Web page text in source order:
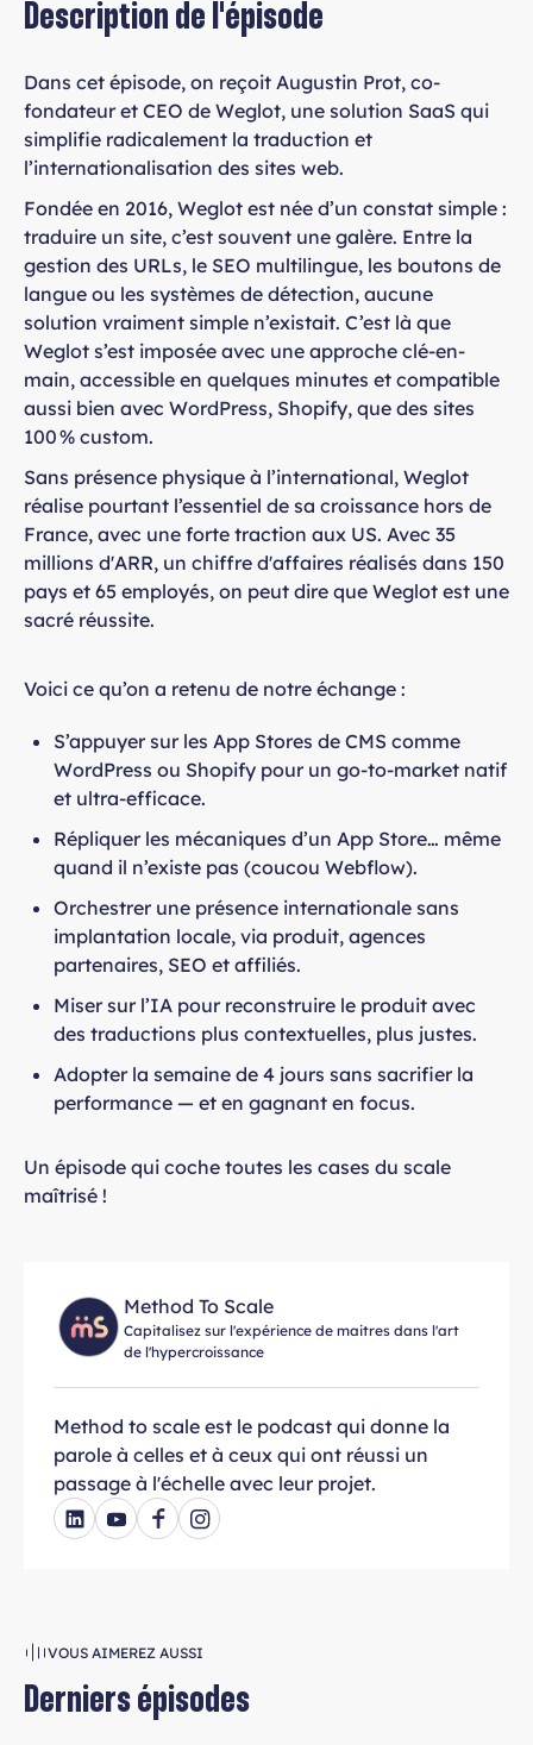
Description de l'épisode
Dans cet épisode, on reçoit Augustin Prot, co-
fondateur et CEO de Weglot, une solution SaaS qui
simplifie radicalement la traduction et
l’internationalisation des sites web.
Fondée en 2016, Weglot est née d’un constat simple :
traduire un site, c’est souvent une galère. Entre la
gestion des URLs, le SEO multilingue, les boutons de
langue ou les systèmes de détection, aucune
solution vraiment simple n’existait. C’est là que
Weglot s’est imposée avec une approche clé-en-
main, accessible en quelques minutes et compatible
aussi bien avec WordPress, Shopify, que des sites
100 % custom.
Sans présence physique à l’international, Weglot
réalise pourtant l’essentiel de sa croissance hors de
France, avec une forte traction aux US. Avec 35
millions d'ARR, un chiffre d'affaires réalisés dans 150
pays et 65 employés, on peut dire que Weglot est une
sacré réussite.
Voici ce qu’on a retenu de notre échange :
S’appuyer sur les App Stores de CMS comme
WordPress ou Shopify pour un go-to-market natif
et ultra-efficace.
Répliquer les mécaniques d’un App Store… même
quand il n’existe pas (coucou Webflow).
Orchestrer une présence internationale sans
implantation locale, via produit, agences
partenaires, SEO et affiliés.
Miser sur l’IA pour reconstruire le produit avec
des traductions plus contextuelles, plus justes.
Adopter la semaine de 4 jours sans sacrifier la
performance — et en gagnant en focus.
Un épisode qui coche toutes les cases du scale
maîtrisé !
Method To Scale
Capitalisez sur l'expérience de maitres dans l'art
de l'hypercroissance
Method to scale est le podcast qui donne la
parole à celles et à ceux qui ont réussi un
passage à l'échelle avec leur projet.
VOUS AIMEREZ AUSSI
Derniers épisodes